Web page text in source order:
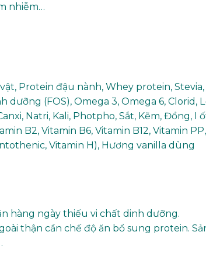
nhiễm…
Protein đậu nành, Whey protein, Stevia,
(FOS), Omega 3, Omega 6, Clorid,
Natri, Kali, Photpho, Sắt, Kẽm, Đồng, I
B2, Vitamin B6, Vitamin B12, Vitamin PP,
Vitamin H), Hương vanilla dùng
hàng ngày thiếu vi chất dinh dưỡng.
thận cần chế độ ăn bổ sung protein.